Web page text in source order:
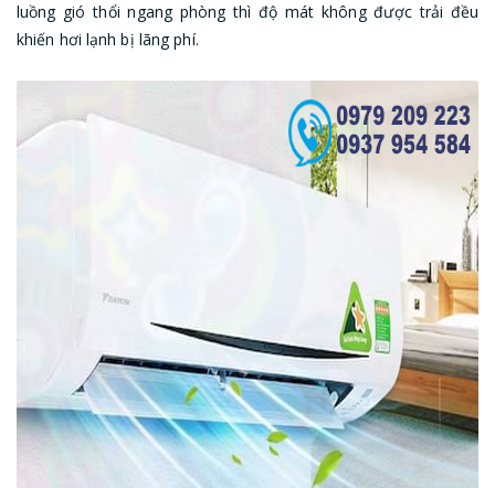
luồng gió thổi ngang phòng thì độ mát không được trải đều
khiến hơi lạnh bị lãng phí.